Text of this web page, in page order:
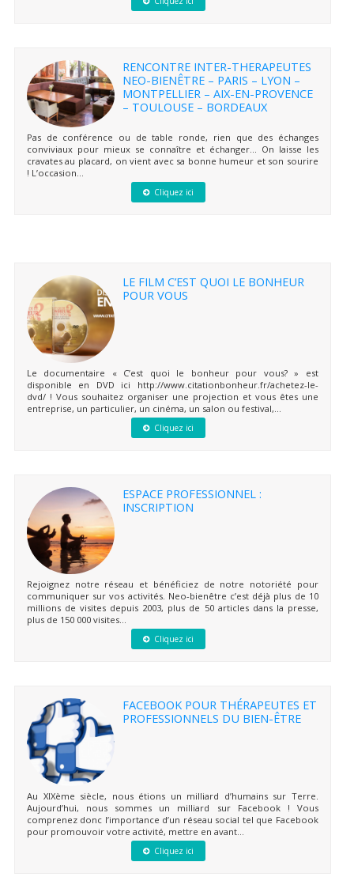
RENCONTRE INTER-THERAPEUTES
NEO-BIENÊTRE – PARIS – LYON –
MONTPELLIER – AIX-EN-PROVENCE
– TOULOUSE – BORDEAUX
Pas de conférence ou de table ronde, rien que des échanges
conviviaux pour mieux se connaître et échanger… On laisse les
cravates au placard, on vient avec sa bonne humeur et son sourire
! L’occasion...
Cliquez ici
LE FILM C’EST QUOI LE BONHEUR
POUR VOUS
Le documentaire « C’est quoi le bonheur pour vous? » est
disponible en DVD ici http://www.citationbonheur.fr/achetez-le-
dvd/ ! Vous souhaitez organiser une projection et vous êtes une
entreprise, un particulier, un cinéma, un salon ou festival,...
Cliquez ici
ESPACE PROFESSIONNEL :
INSCRIPTION
Rejoignez notre réseau et bénéficiez de notre notoriété pour
communiquer sur vos activités. Neo-bienêtre c’est déjà plus de 10
millions de visites depuis 2003, plus de 50 articles dans la presse,
plus de 150 000 visites...
Cliquez ici
FACEBOOK POUR THÉRAPEUTES ET
PROFESSIONNELS DU BIEN-ÊTRE
Au XIXème siècle, nous étions un milliard d’humains sur Terre.
Aujourd’hui, nous sommes un milliard sur Facebook ! Vous
comprenez donc l’importance d’un réseau social tel que Facebook
pour promouvoir votre activité, mettre en avant...
Cliquez ici